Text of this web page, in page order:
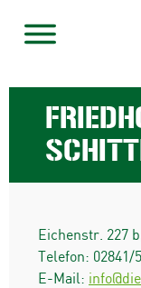
Eichenstr. 227 b
Telefon: 02841/
E-Mail: